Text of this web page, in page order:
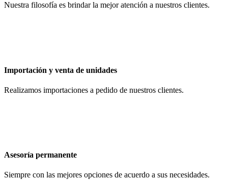
Nuestra filosofía es brindar la mejor atención a nuestros clientes.
Importación y venta de unidades
Realizamos importaciones a pedido de nuestros clientes.
Asesoría permanente
Siempre con las mejores opciones de acuerdo a sus necesidades.